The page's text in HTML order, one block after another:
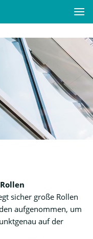
sicher große Rollen
aufgenommen, um
auf der